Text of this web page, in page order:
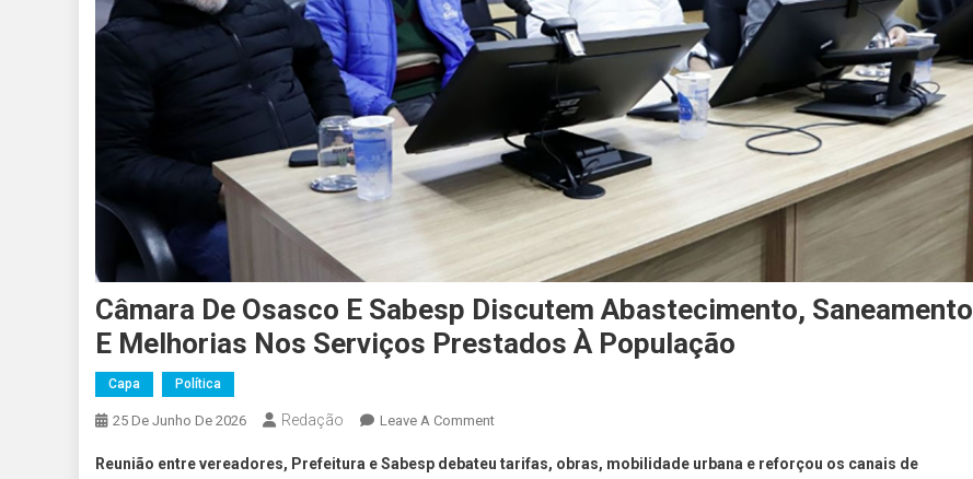
Câmara De Osasco E Sabesp Discutem Abastecimento, Saneamento
E Melhorias Nos Serviços Prestados À População
Capa Política
25 De Junho De 2026 Redação Leave A CommentOn
De
Reunião entre vereadores, Prefeitura e Sabesp debateu tarifas, obras, mobilidade urbana e reforçou os canais de